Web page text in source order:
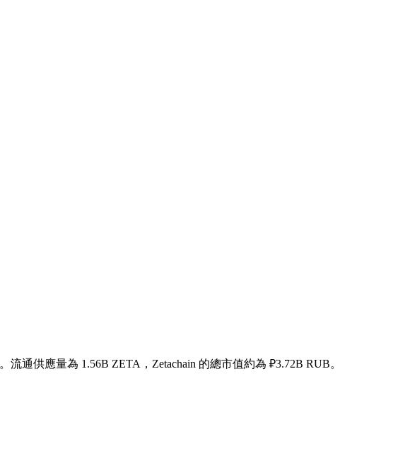
。流通供應量為 1.56B ZETA，Zetachain 的總市值約為 ₽3.72B RUB。